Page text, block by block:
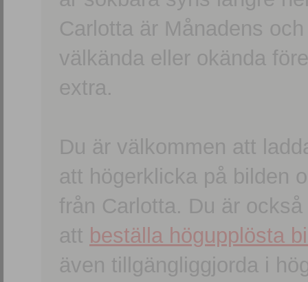
Carlotta är Månadens
välkända eller okända
extra.
Du är välkommen att
att högerklicka på bilden
från Carlotta. Du är
att beställa högupplösta
även tillgängliggjorda i